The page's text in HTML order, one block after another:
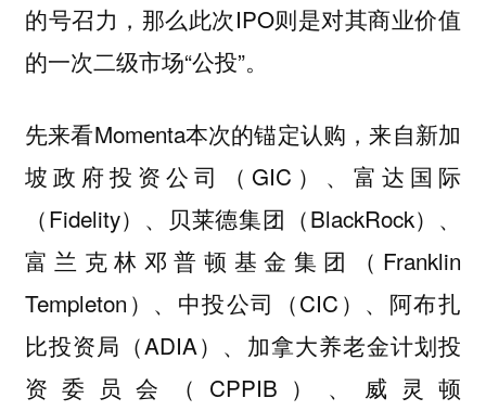
的号召力，那么此次IPO则是对其商业价值
的一次二级市场“公投”。
先来看Momenta本次的锚定认购，来自新加
坡政府投资公司（GIC）、富达国际
（Fidelity）、贝莱德集团（BlackRock）、
富兰克林邓普顿基金集团（Franklin
Templeton）、中投公司（CIC）、阿布扎
比投资局（ADIA）、加拿大养老金计划投
资委员会（CPPIB）、威灵顿